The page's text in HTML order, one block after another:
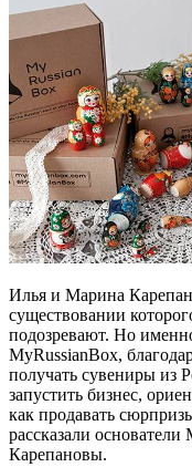
Илья и Марина
существовании
подозревают. Но
MyRussianBox,
получать сувениры из
запустить бизнес,
как продавать
рассказали
Карепановы.